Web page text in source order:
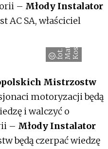
– Młody Instalator
AC SA, właściciel
f
o
t
.
M
a
t
e
u
sz
K
o
s
z
y
cki
Mistrzostw
motoryzacji będą
i walczyć o
– Młody Instalator
będą czerpać wiedzę